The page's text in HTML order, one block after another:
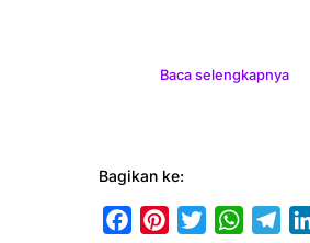
Baca selengkapnya
Bagikan ke:
W